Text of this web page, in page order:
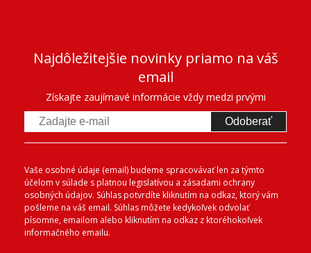
Najdôležitejšie novinky priamo na váš
email
Získajte zaujímavé informácie vždy medzi prvými
Odoberať
Vaše osobné údaje (email) budeme spracovávať len za týmto
účelom v súlade s platnou legislatívou a zásadami ochrany
osobných údajov. Súhlas potvrdíte kliknutím na odkaz, ktorý vám
pošleme na váš email. Súhlas môžete kedykoľvek odvolať
písomne, emailom alebo kliknutím na odkaz z ktoréhokoľvek
informačného emailu.